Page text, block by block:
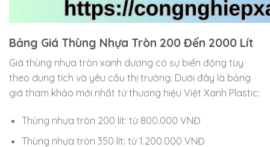
Bảng Giá Thùng Nhựa Tròn 200 Đến 2000 Lít
Giá thùng nhựa tròn xanh dương có sự biến động tùy
theo dung tích và yêu cầu thị trường. Dưới đây là bảng
giá tham khảo mới nhất từ thương hiệu Việt Xanh Plastic:
Thùng nhựa tròn 200 lít: từ 800.000 VNĐ
Thùng nhựa tròn 350 lít: từ 1.200.000 VNĐ